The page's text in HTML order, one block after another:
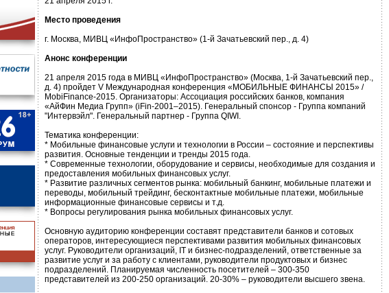
Место проведения
г. Москва, МИВЦ «ИнфоПространство» (1-й Зачатьевский пер., д. 4)
Анонс конференции
21 апреля 2015 года в МИВЦ «ИнфоПространство» (Москва, 1-й Зачатьевский пер.,
д. 4) пройдет V Международная конференция «МОБИЛЬНЫЕ ФИНАНСЫ 2015» /
MobiFinance-2015. Организаторы: Ассоциация российских банков, компания
«АйФин Медиа Групп» (iFin-2001–2015). Генеральный спонсор - Группа компаний
"Интервэйл". Генеральный партнер - Группа QIWI.
Тематика конференции:
* Мобильные финансовые услуги и технологии в России – состояние и перспективы
развития. Основные тенденции и тренды 2015 года.
* Современные технологии, оборудование и сервисы, необходимые для создания и
предоставления мобильных финансовых услуг.
* Развитие различных сегментов рынка: мобильный банкинг, мобильные платежи и
переводы, мобильный трейдинг, бесконтактные мобильные платежи, мобильные
информационные финансовые сервисы и т.д.
* Вопросы регулирования рынка мобильных финансовых услуг.
Основную аудиторию конференции составят представители банков и сотовых
операторов, интересующиеся перспективами развития мобильных финансовых
услуг. Руководители организаций, IT и бизнес-подразделений, ответственные за
развитие услуг и за работу с клиентами, руководители продуктовых и бизнес
подразделений. Планируемая численность посетителей – 300-350
представителей из 200-250 организаций. 20-30% – руководители высшего звена.